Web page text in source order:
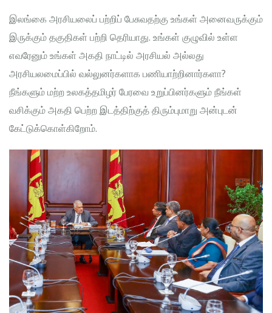
இலங்கை அரசியலைப் பற்றிப் பேசுவதற்கு உங்கள் அனைவருக்கும்
இருக்கும் தகுதிகள் பற்றி தெரியாது. உங்கள் குழுவில் உள்ள
எவரேனும் உங்கள் அகதி நாட்டில் அரசியல் அல்லது
அரசியலமைப்பில் வல்லுனர்களாக பணியாற்றினார்களா?
நீங்களும் மற்ற உலகத்தமிழர் பேரவை உறுப்பினர்களும் நீங்கள்
வசிக்கும் அகதி பெற்ற இடத்திற்குத் திரும்புமாறு அன்புடன்
கேட்டுக்கொள்கிறோம்.